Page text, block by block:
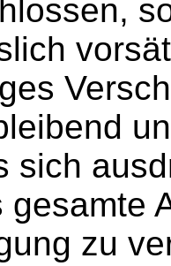
sich
gesamte
zu